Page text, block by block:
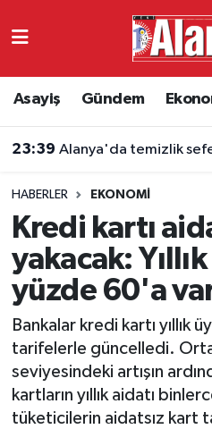
Asayiş Gündem
23:39 Alanya'da temizlik
HABERLER EKONOMI
Kredi kartı
yakacak:
yüzde 60'a
Bankalar kredi kartı yıllık
tarifelerle güncelledi.
seviyesindeki artışın
kartların yıllık aidatı
tüketicilerin aidatsız kart
Ekonomi
Resmi İlanlar
Alanyaspor
Turizm
E-Gazete
Antalya Namaz
Süper Lig Puan
Tüm Manşetler
Son Dakika Haberleri
Haber Arşivi